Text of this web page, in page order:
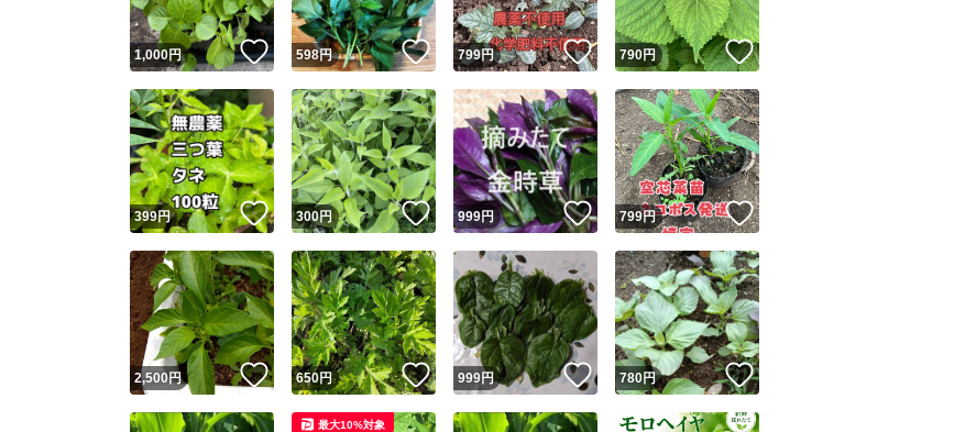
ユーザーの実績について
Yahoo!フリマが定めた一定の基準を満たしたユーザーにバッジを付与しています
1,000円 いいね！
598円 いいね！
799円 いいね！
790円 いいね！
399円 いいね！
300円 いいね！
999円 いいね！
799円 いいね！
2,500円 いいね！
650円 いいね！
999円 いいね！
780円 いいね！
最大10%対象